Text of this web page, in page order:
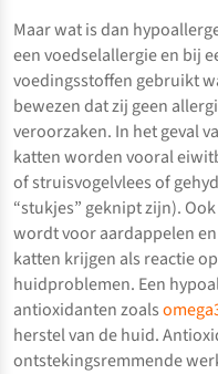
Maar wat is dan
een voedselallergie en bij
voedingsstoffen gebruikt
bewezen dat zij geen
veroorzaken. In het geval
katten worden vooral
of struisvogelvlees of
“stukjes” geknipt zijn).
wordt voor aardappelen
katten krijgen als reactie
huidproblemen. Een
antioxidanten zoals
herstel van de huid.
ontstekingsremmende